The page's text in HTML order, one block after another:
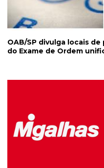
OAB/SP divulga locais
do Exame de Ordem